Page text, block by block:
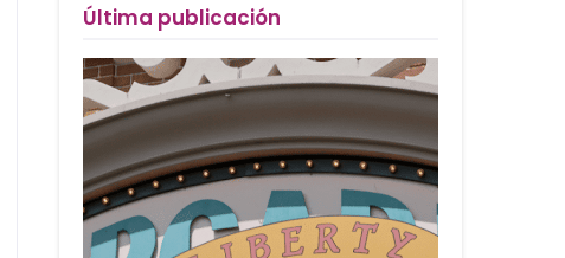
Última publicación